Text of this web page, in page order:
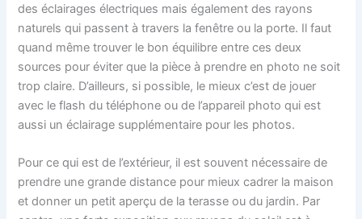
des éclairages électriques mais également des rayons
naturels qui passent à travers la fenêtre ou la porte. Il faut
quand même trouver le bon équilibre entre ces deux
sources pour éviter que la pièce à prendre en photo ne soit
trop claire. D’ailleurs, si possible, le mieux c’est de jouer
avec le flash du téléphone ou de l’appareil photo qui est
aussi un éclairage supplémentaire pour les photos.
Pour ce qui est de l’extérieur, il est souvent nécessaire de
prendre une grande distance pour mieux cadrer la maison
et donner un petit aperçu de la terasse ou du jardin. Par